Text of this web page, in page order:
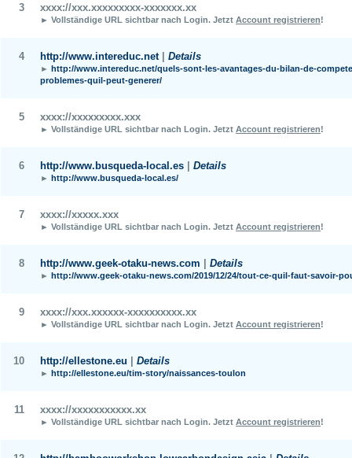
3 xxxx://xxx.xxxxxxxxx-xxxxxxx.xx
► Vollständige URL sichtbar nach Login. Jetzt Account registrieren!
4 http://www.intereduc.net Details
► http://www.intereduc.net/quels-sont-les-avantages-du-bilan-de-
problemes-quil-peut-generer/
5 xxxx://xxxxxxxxx.xxx
► Vollständige URL sichtbar nach Login. Jetzt Account registrieren!
6 http://www.busqueda-local.es Details
► http://www.busqueda-local.es/
7 xxxx://xxxxx.xxx
► Vollständige URL sichtbar nach Login. Jetzt Account registrieren!
8 http://www.geek-otaku-news.com Details
► http://www.geek-otaku-news.com/2019/12/24/tout-ce-quil-faut-savoir-
9 xxxx://xxx.xxxxxx-xxxxxxxxxx.xx
► Vollständige URL sichtbar nach Login. Jetzt Account registrieren!
10 http://ellestone.eu Details
► http://ellestone.eu/tim-story/naissances-toulon
11 xxxx://xxxxxxxxxxx.xx
► Vollständige URL sichtbar nach Login. Jetzt Account registrieren!